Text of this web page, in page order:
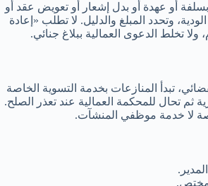
أو عهدة أو بدل إشعار أو تعويض عقد أو
وتحدد المبلغ والدليل. لا تطلب «إعادة
تخلط الدعوى العمالية ببلاغ جنائي.
تبدأ المنازعات بخدمة التسوية الخاصة
ثم تحال للمحكمة العمالية عند تعذر الصلح.
لا خدمة موظفي المنشآت.
مختص.